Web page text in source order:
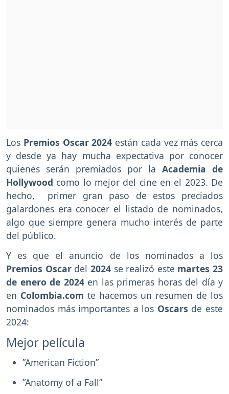
Los Premios Oscar 2024 están cada vez más cerca
y desde ya hay mucha expectativa por conocer
quienes serán premiados por la Academia de
Hollywood como lo mejor del cine en el 2023. De
hecho, primer gran paso de estos preciados
galardones era conocer el listado de nominados,
algo que siempre genera mucho interés de parte
del público.
Y es que el anuncio de los nominados a los
Premios Oscardel 2024se realizó este martes 23
de enero de 2024en las primeras horas del día y
en Colombia.com te hacemos un resumen de los
nominados más importantes a los Oscars de este
2024:
Mejor película
”American Fiction”
”Anatomy of a Fall”